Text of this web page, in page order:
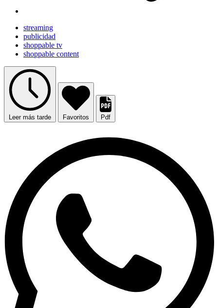
streaming
publicidad
shoppable tv
shoppable content
Leer más tarde Favoritos Pdf